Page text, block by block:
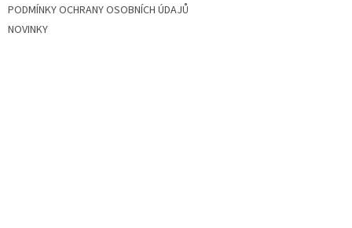
PODMÍNKY OCHRANY OSOBNÍCH ÚDAJŮ
NOVINKY